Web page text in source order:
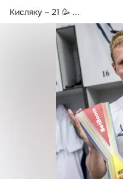
Кисляку – 21 🥳 ...